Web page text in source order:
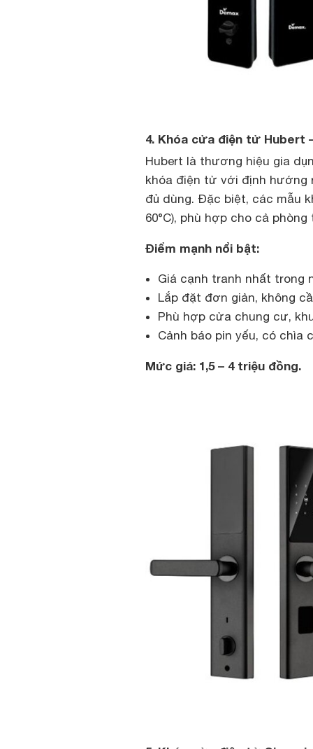
4. Khóa cửa điện tử Hubert
Hubert là thương hiệu gia
khóa điện tử với định hướng
đủ dùng. Đặc biệt, các mẫu
60°C), phù hợp cho cả
Điểm mạnh nổi bật:
Giá cạnh tranh nhất trong
Lắp đặt đơn giản, không
Phù hợp cửa chung cư,
Cảnh báo pin yếu, có chìa
Mức giá: 1,5 – 4 triệu đồng.